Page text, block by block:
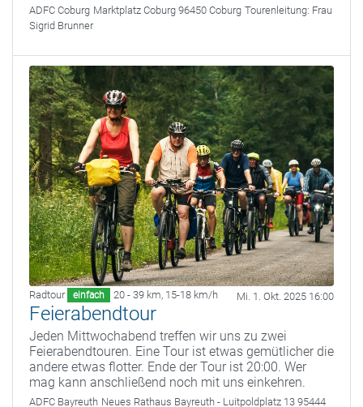
ADFC Coburg Marktplatz Coburg 96450 Coburg Tourenleitung: Frau
Sigrid Brunner
Radtour einfach 20 - 39 km, 15-18 km/h Mi. 1. Okt. 2025 16:00
Feierabendtour
Jeden Mittwochabend treffen wir uns zu zwei
Feierabendtouren. Eine Tour ist etwas gemütlicher die
andere etwas flotter. Ende der Tour ist 20:00. Wer
mag kann anschließend noch mit uns einkehren.
ADFC Bayreuth Neues Rathaus Bayreuth - Luitpoldplatz 13 95444